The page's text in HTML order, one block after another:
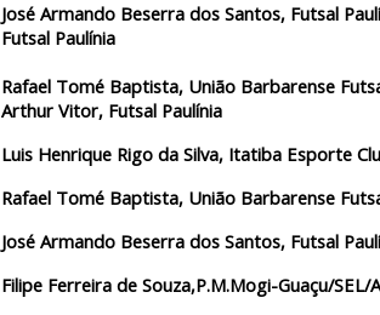
José Armando Beserra dos Santos, Futsal
Futsal Paulínia
Rafael Tomé Baptista, União Barbarense
Arthur Vitor, Futsal Paulínia
Luis Henrique Rigo da Silva, Itatiba Esporte
Rafael Tomé Baptista, União Barbarense
José Armando Beserra dos Santos, Futsal
Filipe Ferreira de Souza,P.M.Mogi-Guaçu/SEL/